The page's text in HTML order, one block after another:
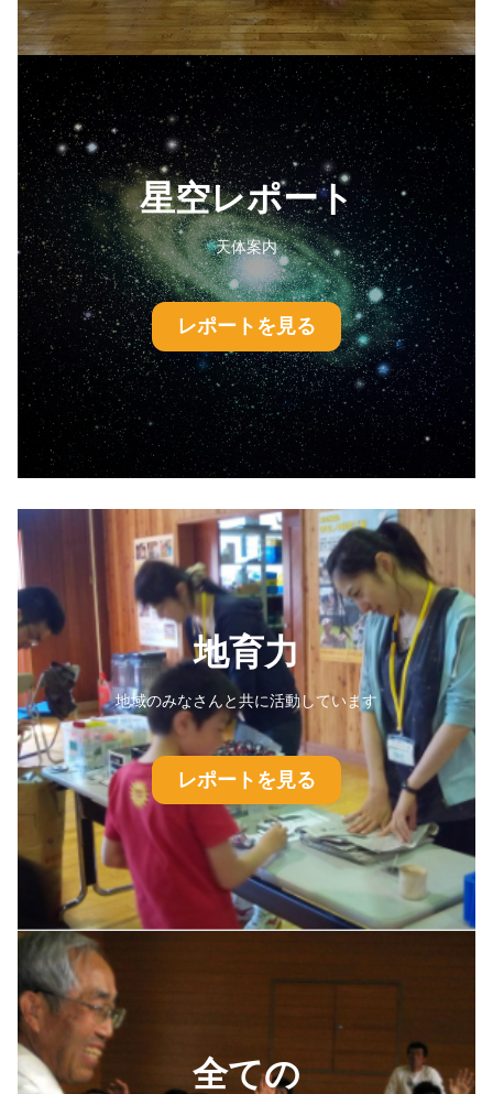
星空レポート
天体案内
レポートを見る
地育力
地域のみなさんと共に活動しています
レポートを見る
全ての